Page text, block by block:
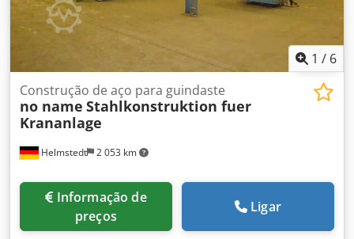
1 / 6
Helmstedt 2 053 km
Construção de aço para guindaste
no name Stahlkonstruktion fuer
Krananlage
preços
Ligar